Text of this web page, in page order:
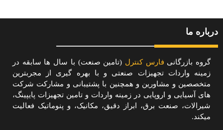
درباره ما
گروه بازرگانی فارس کنترل (تامین صنعت) با سال ها سابقه در
زمینه واردات تجهیزات صنعتی و با بهره گیری از مجربترین
متخصصین و مشاورین و همچنین با پشتیبانی و مشارکت شرکت
های آسیایی و اروپایی در زمینه واردات و تامین تجهیزات پایپینگ،
شیرالات، صنعت برق، ابراز دقیق، مکانیک، و پنوماتیک فعالیت
میکند.